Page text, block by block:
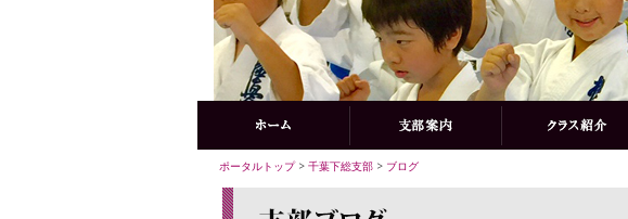
ポータルトップ> 千葉下総支部 > ブログ